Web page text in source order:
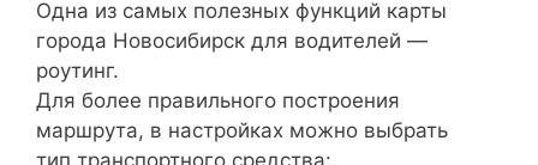
Одна из самых полезных функций карты
города Новосибирск для водителей —
роутинг.
Для более правильного построения
маршрута, в настройках можно выбрать